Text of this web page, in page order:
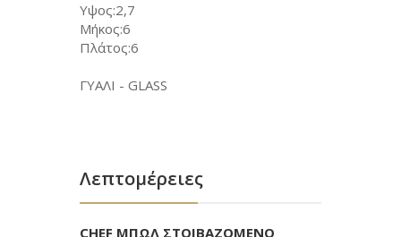
Υψος:2,7
Μήκος:6
Πλάτος:6
ΓΥΑΛΙ - GLASS
Λεπτομέρειες
CHEF ΜΠΩΛ ΣΤΟΙΒΑΖΟΜΕΝΟ